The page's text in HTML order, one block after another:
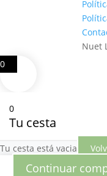
Nuet
0
0
Tu cesta
Tu cesta está vacia
Continuar